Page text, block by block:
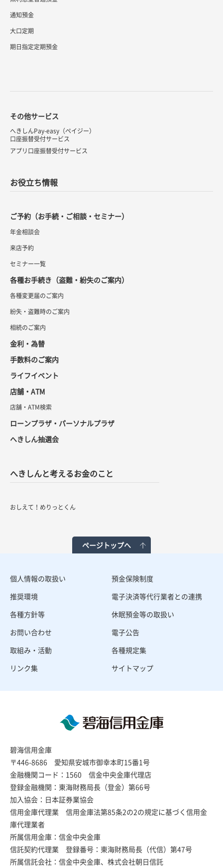
通知預金
大口定期
期日指定定期預金
その他サービス
へきしんPay-easy（ペイジー）
口座振替受付サービス
アプリ口座振替受付サービス
お役立ち情報
ご予約（お手続・ご相談・セミナー）
年金相談会
来店予約
セミナー一覧
各種お手続き（盗難・紛失のご案内）
各種変更届のご案内
紛失・盗難時のご案内
相続のご案内
金利・為替
手数料のご案内
ライフイベント
店舗・ATM
店舗・ATM検索
ローンプラザ・パーソナルプラザ
へきしん抽選会
へきしんと考えるお金のこと
おしえて！めりっとくん
ページトップへ
個人情報の取扱い
預金保険制度
推奨環境
電子決済等代行業者との連携
各種方針等
休眠預金等の取扱い
お問い合わせ
電子公告
取組み・活動
各種規定集
リンク集
サイトマップ
碧海信用金庫
〒446-8686 愛知県安城市御幸本町15番1号
金融機関コード：1560 信金中央金庫代理店
登録金融機関：東海財務局長（登金）第66号
加入協会：日本証券業協会
信用金庫代理業 信用金庫法第85条2の2の規定に基づく信用金
庫代理業者
所属信用金庫：信金中央金庫
信託契約代理業 登録番号：東海財務局長（代信）第47号
所属信託会社：信金中央金庫、株式会社朝日信託